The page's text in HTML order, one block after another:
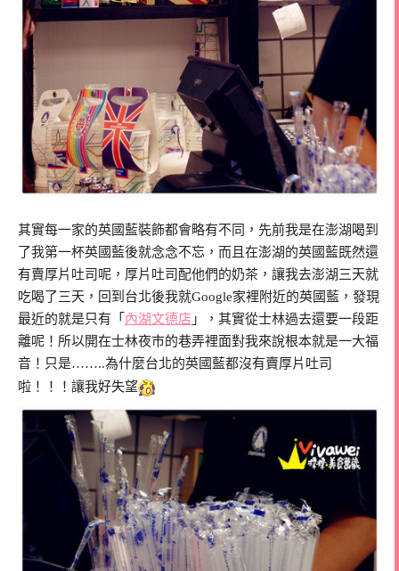
其實每一家的英國藍裝飾都會略有不同，先前我是在澎湖喝到
了我第一杯英國藍後就念念不忘，而且在澎湖的英國藍既然還
有賣厚片吐司呢，厚片吐司配他們的奶茶，讓我去澎湖三天就
吃喝了三天，回到台北後我就Google家裡附近的英國藍，發現
最近的就是只有「 內湖文德店 」，其實從士林過去還要一段距
離呢！所以開在士林夜市的巷弄裡面對我來說根本就是一大福
音！只是……..為什麼台北的英國藍都沒有賣厚片吐司
啦！！！讓我好失望